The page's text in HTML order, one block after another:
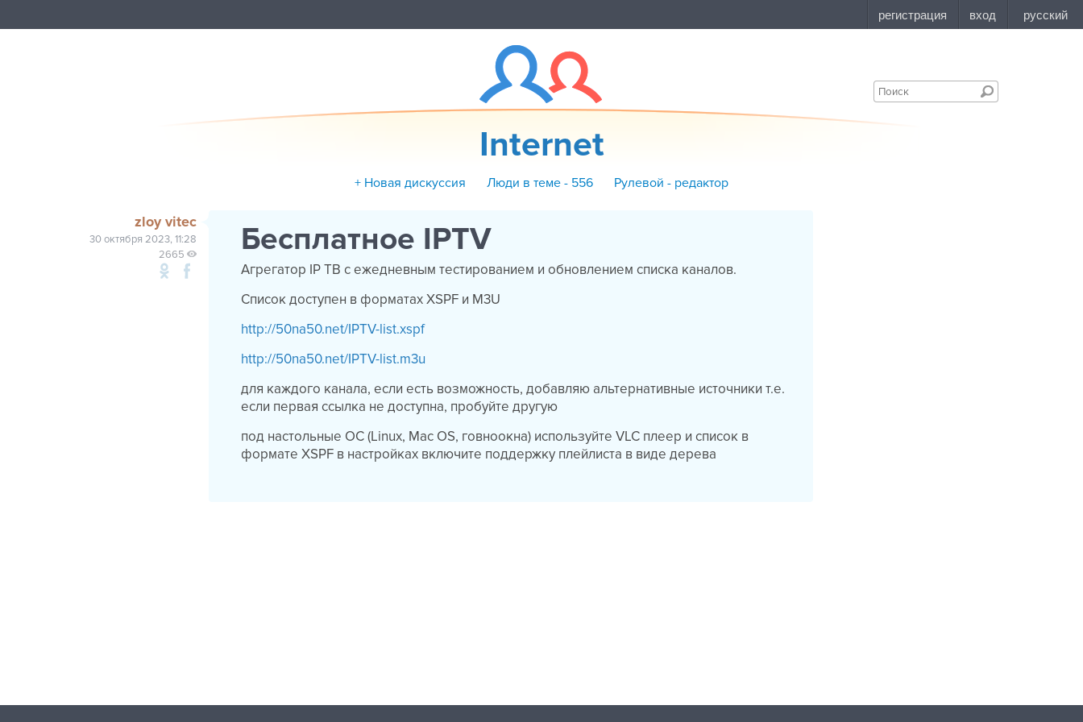
Internet
+ Новая дискуссия Люди в теме - 556 Рулевой - редактор
zloy vitec
30 октября 2023, 11:28
2665
Бесплатное IPTV
Агрегатор IP ТВ с ежедневным тестированием и обновлением списка каналов.
Список доступен в форматах XSPF и M3U
http://50na50.net/IPTV-list.xspf
http://50na50.net/IPTV-list.m3u
для каждого канала, если есть возможность, добавляю альтернативные источники т.е.
если первая ссылка не доступна, пробуйте другую
под настольные ОС (Linux, Mac OS, говноокна) используйте VLC плеер и список в
формате XSPF в настройках включите поддержку плейлиста в виде дерева